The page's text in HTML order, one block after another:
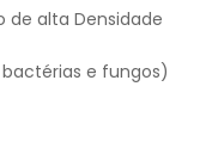
de alta Densidade
e fungos)